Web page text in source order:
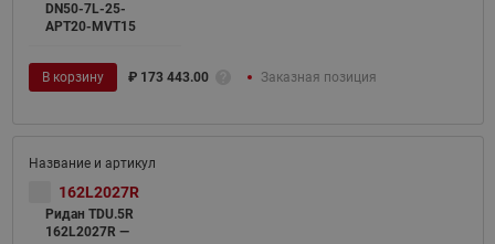
DN50-7L-25-
APT20-MVT15
В корзину ₽ 173 443.00 Заказная позиция
162L2027R
Ридан TDU.5R
162L2027R —